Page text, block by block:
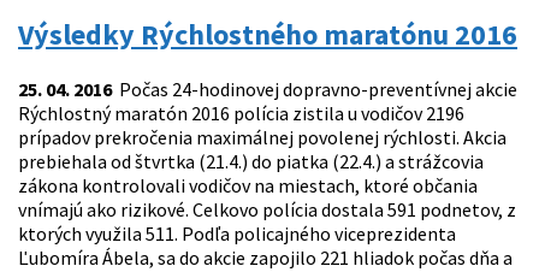
Výsledky Rýchlostného maratónu 2016
25. 04. 2016Počas 24-hodinovej dopravno-preventívnej akcie
Rýchlostný maratón 2016 polícia zistila u vodičov 2196
prípadov prekročenia maximálnej povolenej rýchlosti. Akcia
prebiehala od štvrtka (21.4.) do piatka (22.4.) a strážcovia
zákona kontrolovali vodičov na miestach, ktoré občania
vnímajú ako rizikové. Celkovo polícia dostala 591 podnetov, z
ktorých využila 511. Podľa policajného viceprezidenta
Ľubomíra Ábela, sa do akcie zapojilo 221 hliadok počas dňa a